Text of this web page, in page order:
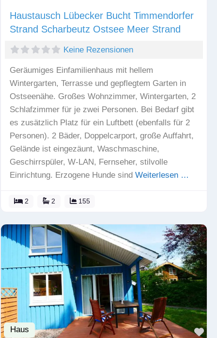
Haustausch Lübecker Bucht Timmendorfer
Strand Scharbeutz Ostsee Meer Strand
Keine Rezensionen
Geräumiges Einfamilienhaus mit hellem
Wintergarten, Terrasse und gepflegtem Garten in
Ostseenähe. Großes Wohnzimmer, Wintergarten, 2
Schlafzimmer für je zwei Personen. Bei Bedarf gibt
es zusätzlich Platz für ein Luftbett (ebenfalls für 2
Personen). 2 Bäder, Doppelcarport, große Auffahrt,
Gelände ist eingezäunt, Waschmaschine,
Geschirrspüler, W-LAN, Fernseher, stilvolle
Einrichtung. Erzogene Hunde sind Weiterlesen …
2 2 155
Haus